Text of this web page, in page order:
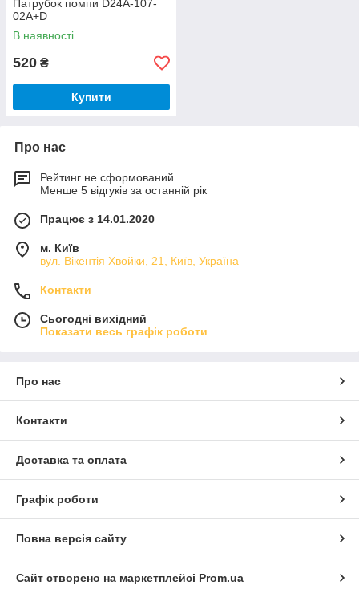
Патрубок помпи D24A-107-
02A+D
В наявності
520 ₴
Купити
Про нас
Рейтинг не сформований
Менше 5 відгуків за останній рік
Працює з 14.01.2020
м. Київ
вул. Вікентія Хвойки, 21, Київ, Україна
Контакти
Сьогодні вихідний
Показати весь графік роботи
Про нас
Контакти
Доставка та оплата
Графік роботи
Повна версія сайту
Сайт створено на маркетплейсі Prom.ua